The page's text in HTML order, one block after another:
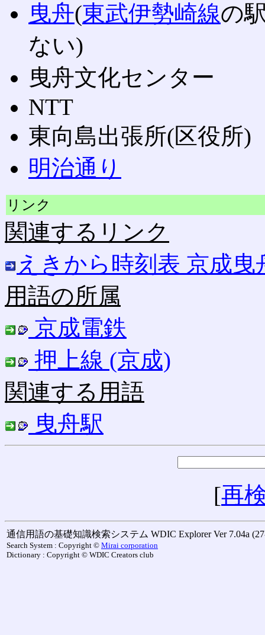
曳舟(東武伊勢崎線の
ない)
曳舟文化センター
NTT
東向島出張所(区役所)
明治通り
リンク
関連するリンク
えきから時刻表 京成曳
用語の所属
京成電鉄
押上線 (京成)
関連する用語
曳舟駅
[再
通信用語の基礎知識検索システム WDIC Explorer Ver 7.04a
Search System : Copyright © Mirai corporation
Dictionary : Copyright © WDIC Creators club